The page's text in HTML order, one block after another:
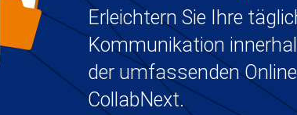
Erleichtern Sie Ihre
Kommunikation
der umfassenden
CollabNext.